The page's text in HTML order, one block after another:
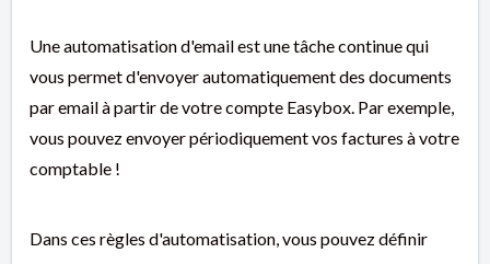
Une automatisation d'email est une tâche continue qui
vous permet d'envoyer automatiquement des documents
par email à partir de votre compte Easybox. Par exemple,
vous pouvez envoyer périodiquement vos factures à votre
comptable !
Dans ces règles d'automatisation, vous pouvez définir